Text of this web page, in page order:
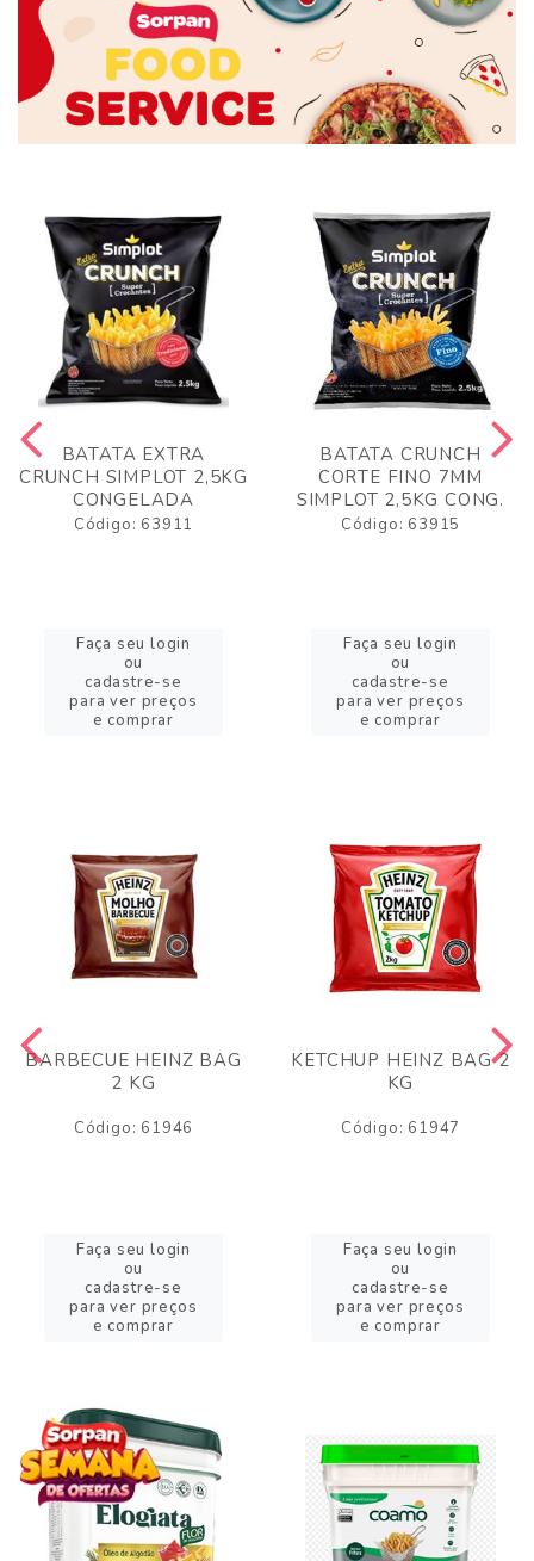
BATATA EXTRA
CRUNCH SIMPLOT 2,5KG
CONGELADA
Código: 63911
Faça seu login
ou
cadastre-se
para ver preços
e comprar
BATATA CRUNCH
CORTE FINO 7MM
SIMPLOT 2,5KG CONG.
Código: 63915
Faça seu login
ou
cadastre-se
para ver preços
e comprar
BARBECUE HEINZ BAG
2 KG
Código: 61946
Faça seu login
ou
cadastre-se
para ver preços
e comprar
KETCHUP HEINZ BAG 2
KG
Código: 61947
Faça seu login
ou
cadastre-se
para ver preços
e comprar